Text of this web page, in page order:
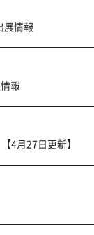
情報
報
4月27日更新】